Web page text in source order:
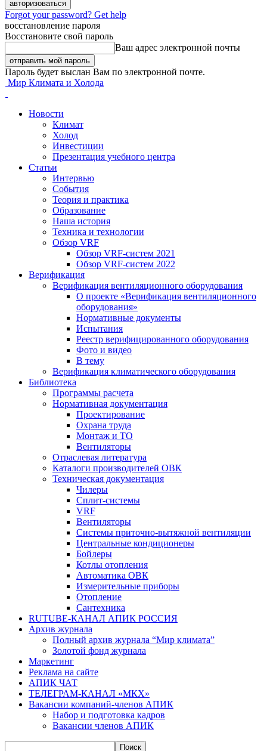
Forgot your password? Get help
восстановление пароля
Восстановите свой пароль
Ваш адрес электронной почты
Пароль будет выслан Вам по электронной почте.
Мир Климата и Холода
Новости
Климат
Холод
Инвестиции
Презентация учебного центра
Статьи
Интервью
События
Теория и практика
Образование
Наша история
Техника и технологии
Обзор VRF
Обзор VRF-систем 2021
Обзор VRF-систем 2022
Верификация
Верификация вентиляционного оборудования
О проекте «Верификация вентиляционного
оборудования»
Нормативные документы
Испытания
Реестр верифицированного оборудования
Фото и видео
В тему
Верификация климатического оборудования
Библиотека
Программы расчета
Нормативная документация
Проектирование
Охрана труда
Монтаж и ТО
Вентиляторы
Отраслевая литература
Каталоги производителей ОВК
Техническая документация
Чилеры
Сплит-системы
VRF
Вентиляторы
Системы приточно-вытяжной вентиляции
Центральные кондиционеры
Бойлеры
Котлы отопления
Автоматика ОВК
Измерительные приборы
Отопление
Сантехника
RUTUBE-КАНАЛ АПИК РОССИЯ
Архив журнала
Полный архив журнала “Мир климата”
Золотой фонд журнала
Маркетинг
Реклама на сайте
АПИК ЧАТ
ТЕЛЕГРАМ-КАНАЛ «МКХ»
Вакансии компаний-членов АПИК
Набор и подготовка кадров
Вакансии членов АПИК